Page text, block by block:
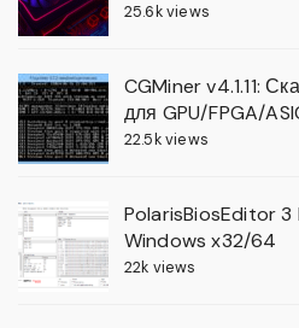
25.6k views
CGMiner v4.1.11:
для GPU/FPGA/
22.5k views
PolarisBiosEditor 3
Windows x32/64
22k views